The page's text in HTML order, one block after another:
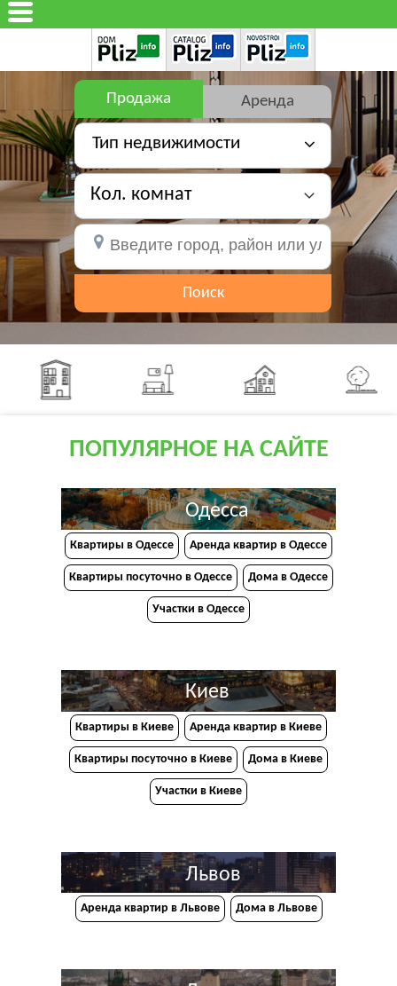
Продажа Аренда
Тип недвижимости
Кол. комнат
Поиск
ПОПУЛЯРНОЕ НА САЙТЕ
Одесса
Квартиры в Одессе Аренда квартир в Одессе
Квартиры посуточно в Одессе Дома в Одессе
Участки в Одессе
Киев
Квартиры в Киеве Аренда квартир в Киеве
Квартиры посуточно в Киеве Дома в Киеве
Участки в Киеве
Львов
Аренда квартир в Львове Дома в Львове